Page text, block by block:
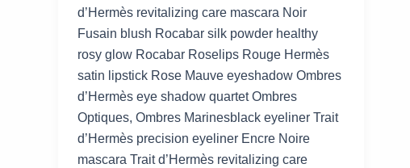
d’Hermès revitalizing care mascara Noir
Fusain blush Rocabar silk powder healthy
rosy glow Rocabar Roselips Rouge Hermès
satin lipstick Rose Mauve eyeshadow Ombres
d’Hermès eye shadow quartet Ombres
Optiques, Ombres Marinesblack eyeliner Trait
d’Hermès precision eyeliner Encre Noire
mascara Trait d’Hermès revitalizing care